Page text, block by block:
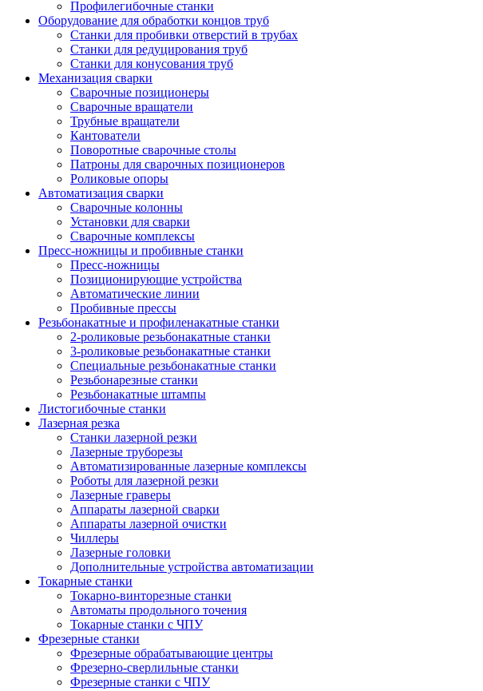
Профилегибочные станки
Оборудование для обработки концов труб
Станки для пробивки отверстий в трубах
Станки для редуцирования труб
Станки для конусования труб
Механизация сварки
Сварочные позиционеры
Сварочные вращатели
Трубные вращатели
Кантователи
Поворотные сварочные столы
Патроны для сварочных позиционеров
Роликовые опоры
Автоматизация сварки
Сварочные колонны
Установки для сварки
Сварочные комплексы
Пресс-ножницы и пробивные станки
Пресс-ножницы
Позиционирующие устройства
Автоматические линии
Пробивные прессы
Резьбонакатные и профиленакатные станки
2-роликовые резьбонакатные станки
3-роликовые резьбонакатные станки
Специальные резьбонакатные станки
Резьбонарезные станки
Резьбонакатные штампы
Листогибочные станки
Лазерная резка
Станки лазерной резки
Лазерные труборезы
Автоматизированные лазерные комплексы
Роботы для лазерной резки
Лазерные граверы
Аппараты лазерной сварки
Аппараты лазерной очистки
Чиллеры
Лазерные головки
Дополнительные устройства автоматизации
Токарные станки
Токарно-винторезные станки
Автоматы продольного точения
Токарные станки с ЧПУ
Фрезерные станки
Фрезерные обрабатывающие центры
Фрезерно-сверлильные станки
Фрезерные станки с ЧПУ